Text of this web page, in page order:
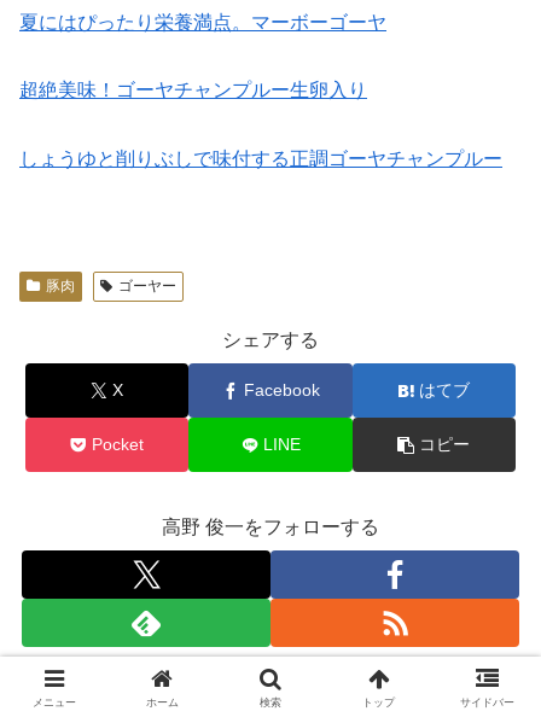
夏にはぴったり栄養満点。マーボーゴーヤ
超絶美味！ゴーヤチャンプルー生卵入り
しょうゆと削りぶしで味付する正調ゴーヤチャンプルー
豚肉 ゴーヤー
シェアする
X Facebook はてブ
Pocket LINE コピー
高野 俊一をフォローする
高野 俊一
メニュー ホーム 検索 トップ サイドバー